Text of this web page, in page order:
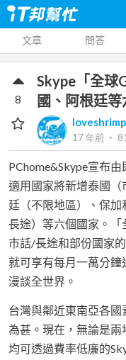
文章 問答
Skype「全球
國、阿根廷等
loveshrimp
17 年前 ‧
8
PChome&Skype宣布
適用國家將新增泰國
廷（不限地區）、保
長途）等六個國家。
市話/長途和部份國家
就可享有每月一萬分鐘
漫談全世界。
台灣與鄰近東南亞各
為甚。現在，無論是兩
均可透過費率低廉的